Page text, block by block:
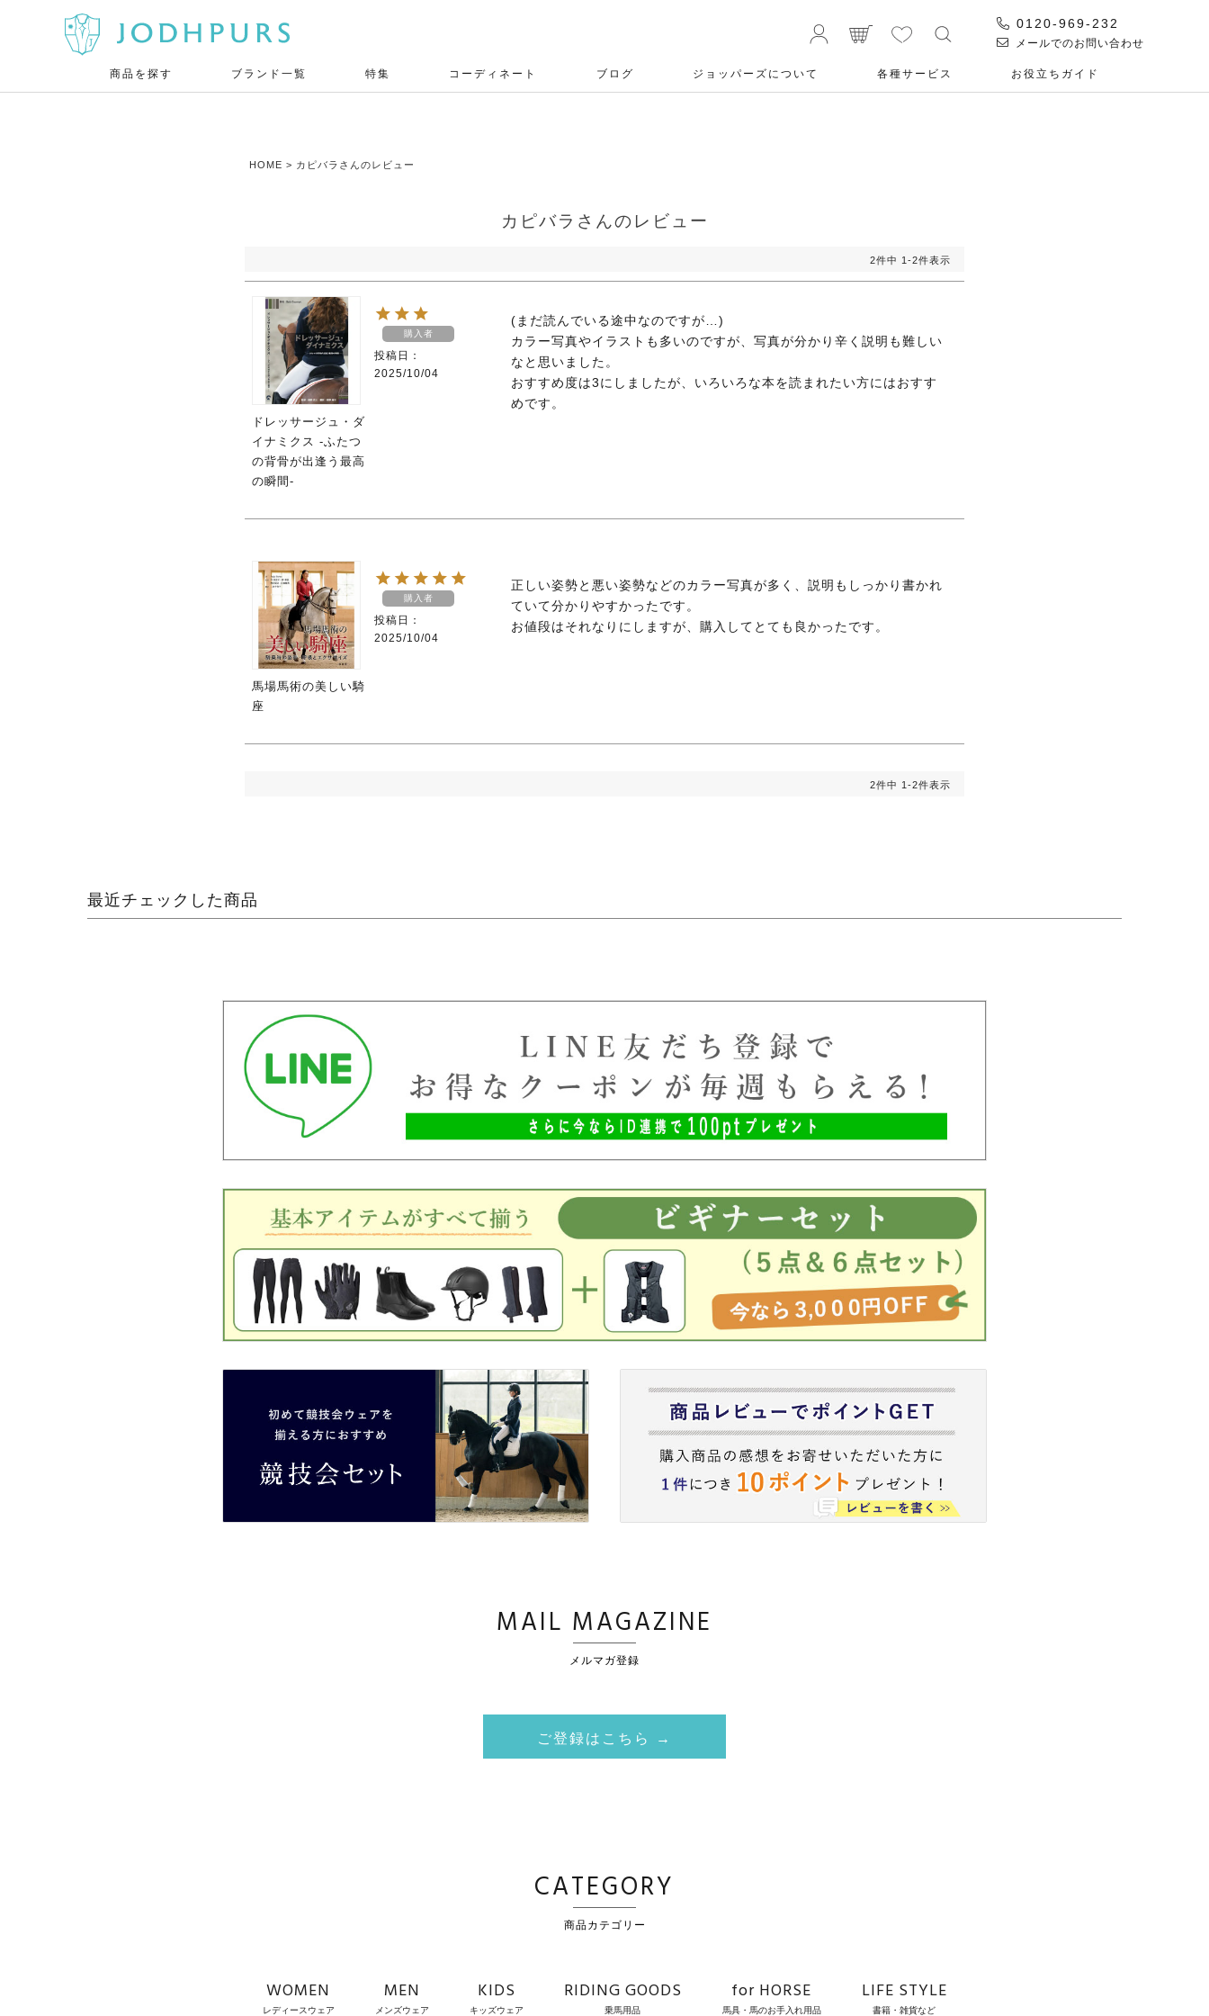
0120-969-232
メールでのお問い合わせ
商品を探す ブランド一覧 特集 コーディネート ブログ ジョッパーズについて 各種サービス お役⽴ちガイド
HOME カピバラさんのレビュー
カピバラさんのレビュー
2件中 1 -2件表示
ドレッサージュ・ダ
イナミクス -ふたつ
の背骨が出逢う最高
の瞬間-
購入者
投稿日
2025/10/04
(まだ読んでいる途中なのですが…)
カラー写真やイラストも多いのですが、写真が分かり辛く説明も難しい
なと思いました。
おすすめ度は3にしましたが、いろいろな本を読まれたい方にはおすす
めです。
馬場馬術の美しい騎
座
購入者
投稿日
2025/10/04
正しい姿勢と悪い姿勢などのカラー写真が多く、説明もしっかり書かれ
ていて分かりやすかったです。
お値段はそれなりにしますが、購入してとても良かったです。
2件中 1 -2件表示
最近チェックした商品
MAIL MAGAZINE
メルマガ登録
ご登録はこちら →
CATEGORY
商品カテゴリー
WOMEN
レディースウェア
MEN
メンズウェア
KIDS
キッズウェア
RIDING GOODS
乗馬用品
for HORSE
馬具・馬のお手入れ用品
LIFE STYLE
書籍・雑貨など